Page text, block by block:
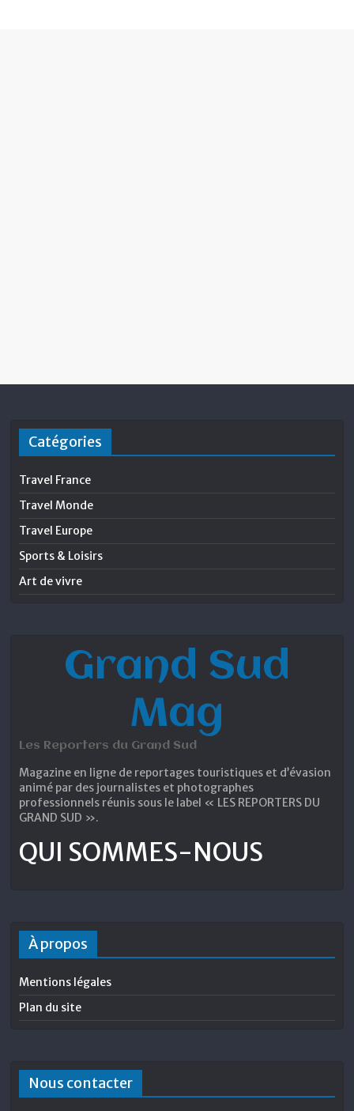
Catégories
Travel France
Travel Monde
Travel Europe
Sports & Loisirs
Art de vivre
Grand Sud
Mag
Les Reporters du Grand Sud
Magazine en ligne de reportages touristiques et d’évasion
animé par des journalistes et photographes
professionnels réunis sous le label « LES REPORTERS DU
GRAND SUD ».
QUI SOMMES-NOUS
À propos
Mentions légales
Plan du site
Nous contacter